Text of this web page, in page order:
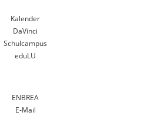
Kalender
DaVinci
Schulcampus
eduLU
ENBREA
E-Mail